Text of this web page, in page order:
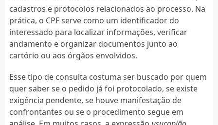
cadastros e protocolos relacionados ao processo. Na
prática, o CPF serve como um identificador do
interessado para localizar informações, verificar
andamento e organizar documentos junto ao
cartório ou aos órgãos envolvidos.
Esse tipo de consulta costuma ser buscado por quem
quer saber se o pedido já foi protocolado, se existe
exigência pendente, se houve manifestação de
confrontantes ou se o procedimento segue em